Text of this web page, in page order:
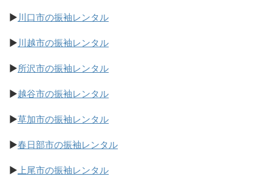
▶川口市の振袖レンタル
▶川越市の振袖レンタル
▶所沢市の振袖レンタル
▶越谷市の振袖レンタル
▶草加市の振袖レンタル
▶春日部市の振袖レンタル
▶上尾市の振袖レンタル